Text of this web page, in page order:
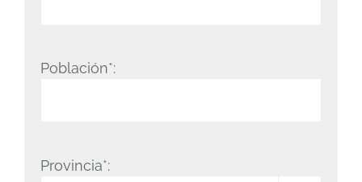
Población*:
Provincia*: